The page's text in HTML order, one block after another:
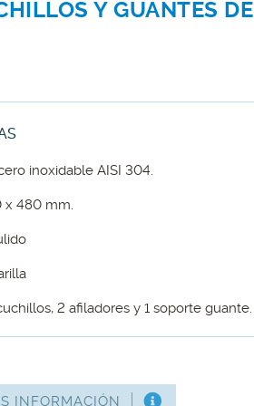
Y GUANTES DE
inoxidable AISI 304.
x 480 mm.
2 afiladores y 1 soporte guante.
INFORMACIÓN